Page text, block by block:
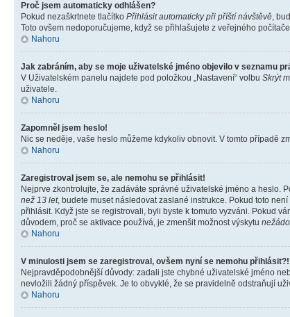
Proč jsem automaticky odhlášen?
Pokud nezaškrtnete tlačítko Přihlásit automaticky při příští návštěvě,
Toto ovšem nedoporučujeme, když se přihlašujete z veřejného
Nahoru
Jak zabráním, aby se moje uživatelské jméno objevilo v seznamu
V Uživatelském panelu najdete pod položkou „Nastavení“ volbu Skrýt
uživatele.
Nahoru
Zapomněl jsem heslo!
Nic se neděje, vaše heslo můžeme kdykoliv obnovit. V tomto případě
Nahoru
Zaregistroval jsem se, ale nemohu se přihlásit!
Nejprve zkontrolujte, že zadáváte správné uživatelské jméno a heslo.
než 13 let, budete muset následovat zaslané instrukce. Pokud toto
přihlásit. Když jste se registrovali, byli byste k tomuto vyzváni. Pokud
důvodem, proč se aktivace používá, je zmenšit možnost výskytu
Nahoru
V minulosti jsem se zaregistroval, ovšem nyní se nemohu přihlásit?!
Nejpravděpodobnější důvody: zadali jste chybné uživatelské jméno
nevložili žádný příspěvek. Je to obvyklé, že se pravidelně odstraňují
Nahoru